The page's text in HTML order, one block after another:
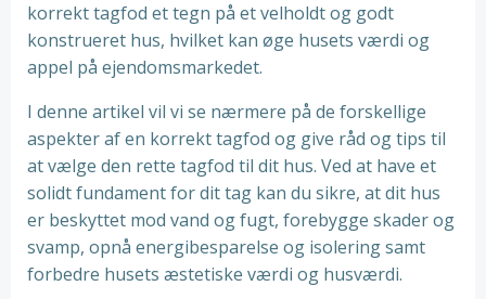
korrekt tagfod et tegn på et velholdt og godt
konstrueret hus, hvilket kan øge husets værdi og
appel på ejendomsmarkedet.
I denne artikel vil vi se nærmere på de forskellige
aspekter af en korrekt tagfod og give råd og tips til
at vælge den rette tagfod til dit hus. Ved at have et
solidt fundament for dit tag kan du sikre, at dit hus
er beskyttet mod vand og fugt, forebygge skader og
svamp, opnå energibesparelse og isolering samt
forbedre husets æstetiske værdi og husværdi.